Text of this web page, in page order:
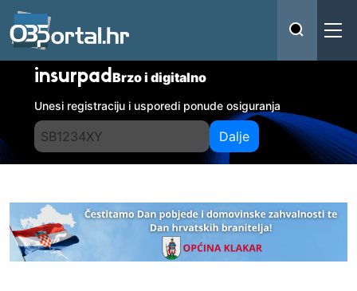
insurpadBrzo i digitalno
Unesi registraciju i usporedi ponude osiguranja
Dalje